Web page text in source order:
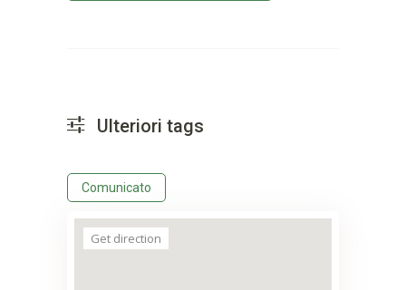
Ulteriori tags
Comunicato
Get direction